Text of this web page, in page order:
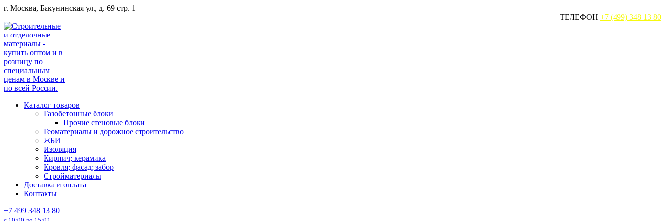
Перейти
содержанию
г. Москва, Бакунинская ул., д. 69 стр. 1
ТЕЛЕФОН +7 (499) 348 13 80
Каталог товаров
Газобетонные блоки
Прочие стеновые блоки
Геоматериалы и дорожное строительство
ЖБИ
Изоляция
Кирпич; керамика
Кровля; фасад; забор
Стройматериалы
Доставка и оплата
Контакты
+7 499 348 13 80